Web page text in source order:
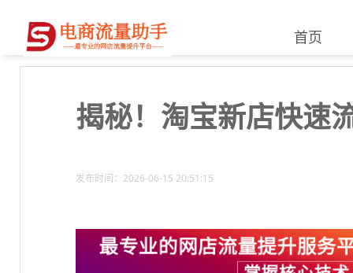
首页
揭秘！淘宝新店快速
发布时间：2026-06-15 20:51:15